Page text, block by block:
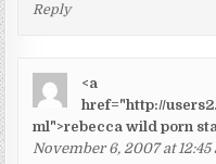
Reply
<a
href="http://
ml">rebecca wild porn
November 6, 2007 at 12:45